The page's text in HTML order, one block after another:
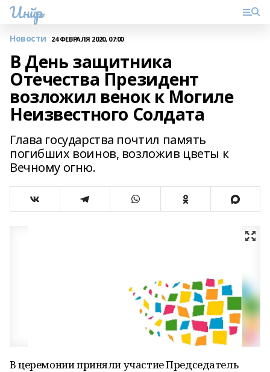
Инйәр
Новости 24 ФЕВРАЛЯ 2020, 07:00
В День защитника
Отечества Президент
возложил венок к Могиле
Неизвестного Солдата
Глава государства почтил память
погибших воинов, возложив цветы к
Вечному огню.
В церемонии приняли участие Председатель